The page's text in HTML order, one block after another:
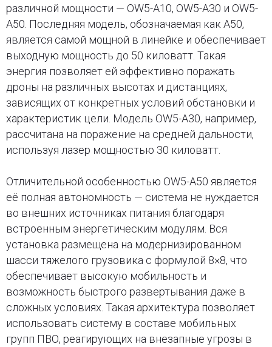
различной мощности — OW5-A10, OW5-A30 и OW5-
A50. Последняя модель, обозначаемая как A50,
является самой мощной в линейке и обеспечивает
выходную мощность до 50 киловатт. Такая
энергия позволяет ей эффективно поражать
дроны на различных высотах и дистанциях,
зависящих от конкретных условий обстановки и
характеристик цели. Модель OW5-A30, например,
рассчитана на поражение на средней дальности,
используя лазер мощностью 30 киловатт.
Отличительной особенностью OW5-A50 является
её полная автономность — система не нуждается
во внешних источниках питания благодаря
встроенным энергетическим модулям. Вся
установка размещена на модернизированном
шасси тяжелого грузовика с формулой 8×8, что
обеспечивает высокую мобильность и
возможность быстрого развертывания даже в
сложных условиях. Такая архитектура позволяет
использовать систему в составе мобильных
групп ПВО, реагирующих на внезапные угрозы в